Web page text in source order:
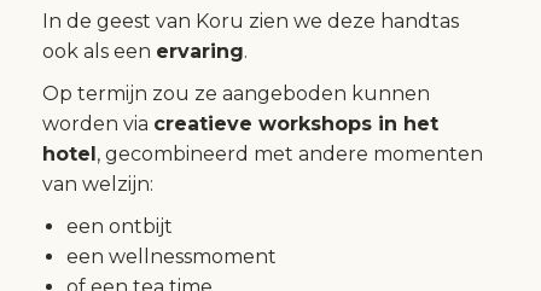
In de geest van Koru zien we deze handtas
ook als een ervaring.
Op termijn zou ze aangeboden kunnen
worden via creatieve workshops in het
hotel, gecombineerd met andere momenten
van welzijn:
een ontbijt
een wellnessmoment